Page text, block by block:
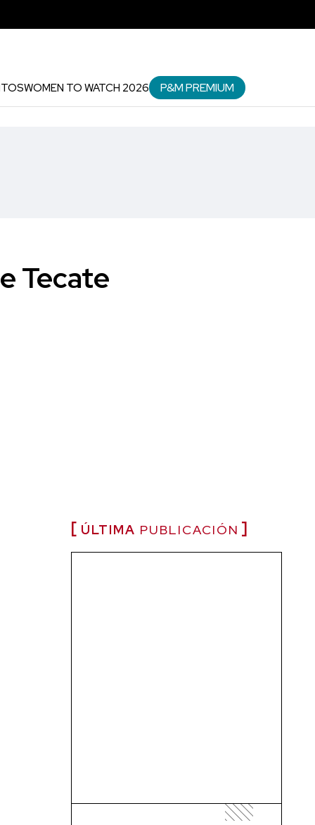
WOMEN TO WATCH 2026 P&M PREMIUM
Tecate
ÚLTIMA PUBLICACIÓN